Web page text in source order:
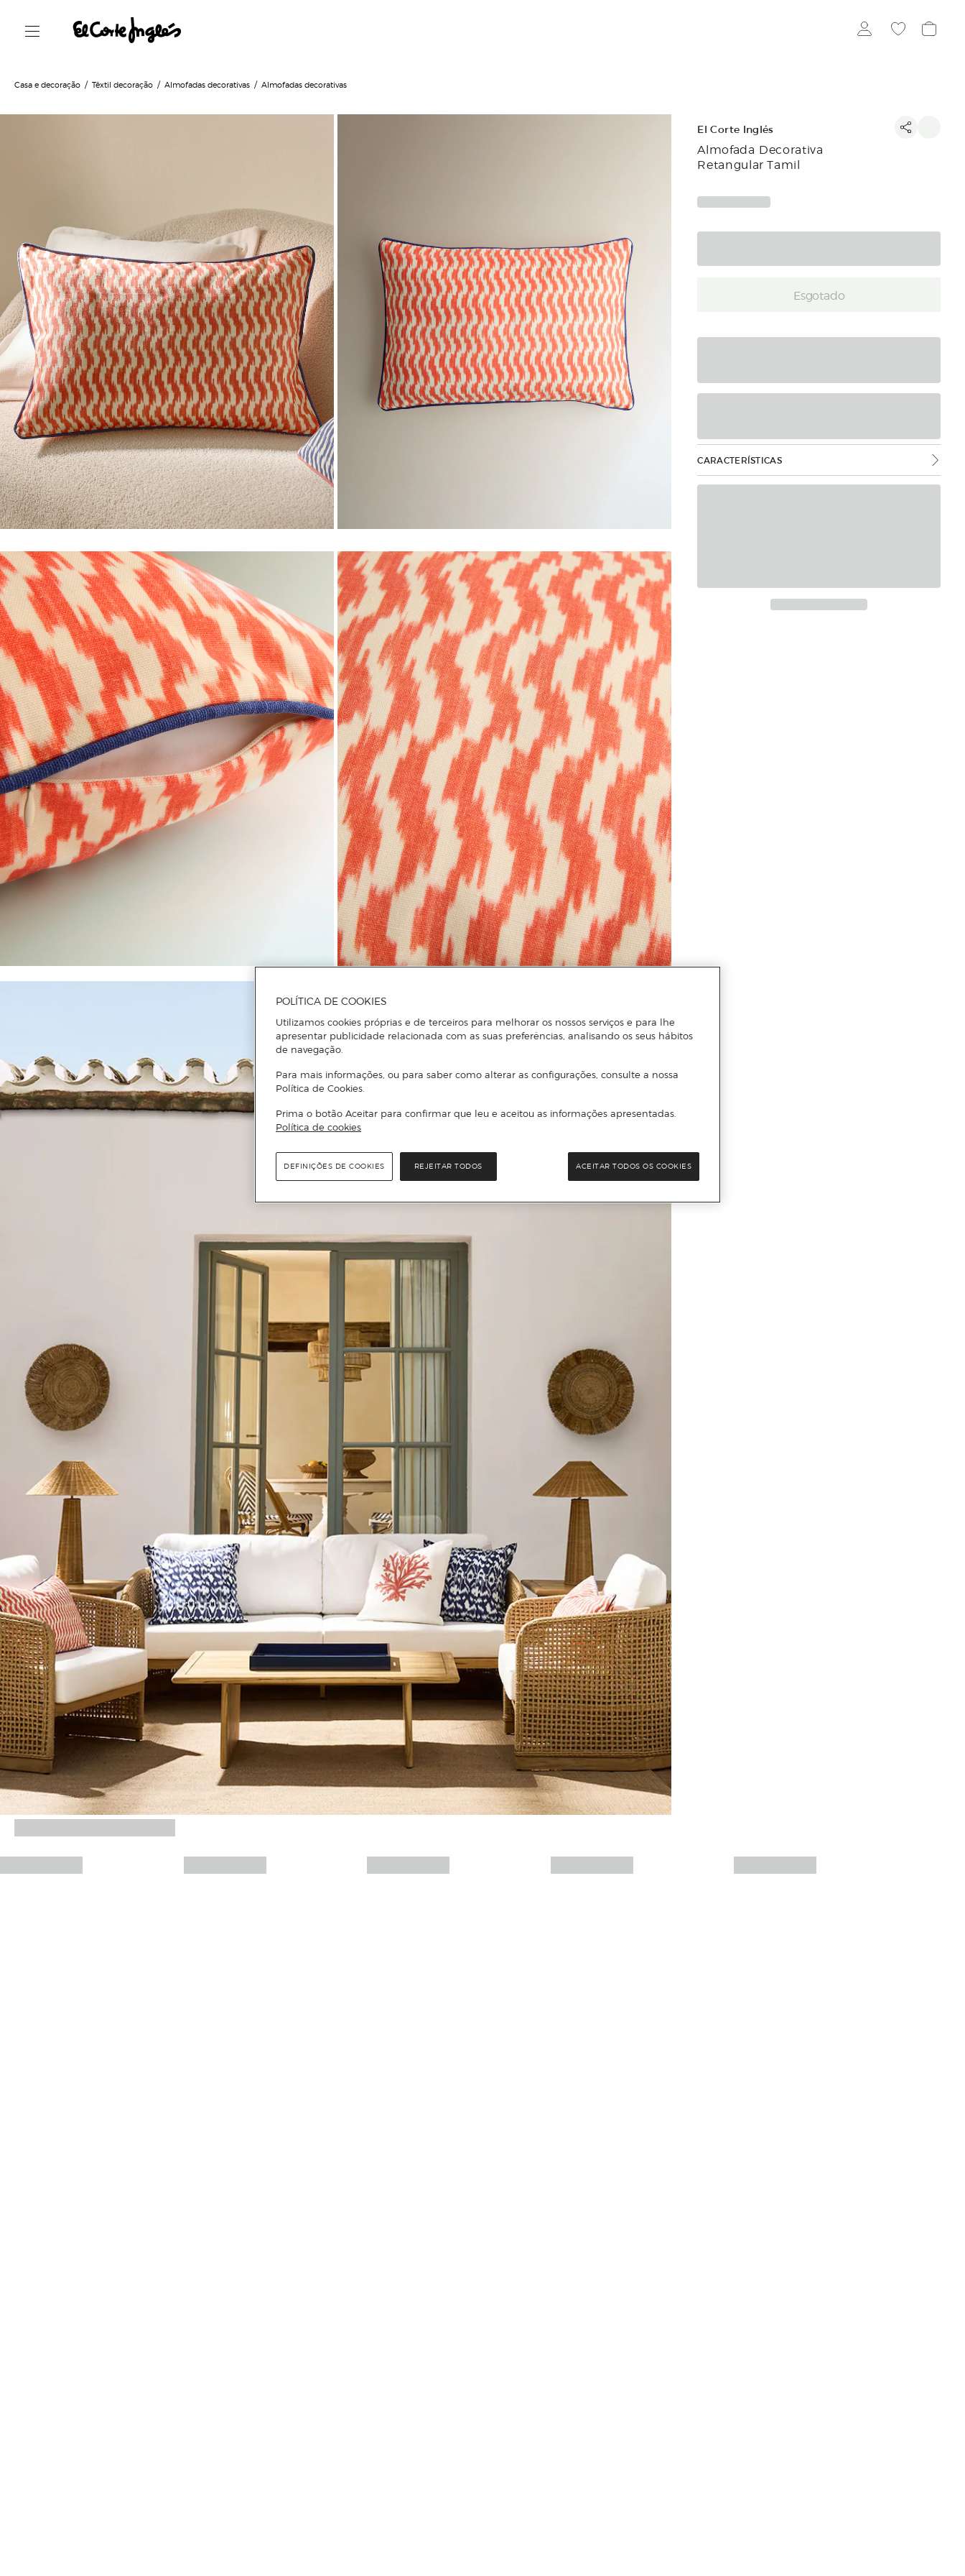
Casa e decoração Têxtil decoração Almofadas decorativas Almofadas decorativas
El Corte Inglés
Almofada Decorativa
Retangular Tamil
Esgotado
CARACTERÍSTICAS
Mais informações
POLÍTICA DE COOKIES
Utilizamos cookies próprias e de terceiros para melhorar os nossos serviços e para lhe
apresentar publicidade relacionada com as suas preferências, analisando os seus hábitos
de navegação.
Para mais informações, ou para saber como alterar as configurações, consulte a nossa
Política de Cookies.
Prima o botão Aceitar para confirmar que leu e aceitou as informações apresentadas.
Política de cookies
REJEITAR TODOS ACEITAR TODOS OS COOKIES
DEFINIÇÕES DE COOKIES